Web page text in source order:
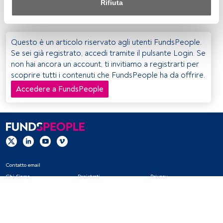
attiva delle caratteristiche del dispositivo per la sua
identificazione. Memorizzazione delle informazioni su un
dispositivo e/o accesso alle stesse. Pubblicità e contenuti
personalizzati, misurazione della pubblicità e dei
contenuti, ricerca sul pubblico e sviluppo di servizi.
Rifiuta
posizionamento sull'equity made in the USA.
Questo è un articolo riservato agli utenti FundsPeople.
Se sei già registrato, accedi tramite il pulsante Login. Se
non hai ancora un account, ti invitiamo a registrarti per
scoprire tutti i contenuti che FundsPeople ha da offrire.
Accedere a FundsPeople
Contatto email
Chi Siamo
Registrati
Privacy